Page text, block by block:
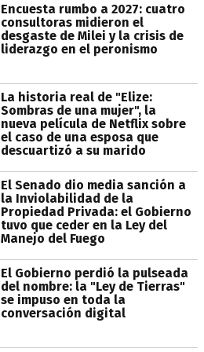
Encuesta rumbo a 2027: cuatro
consultoras midieron el
desgaste de Milei y la crisis de
liderazgo en el peronismo
La historia real de "Elize:
Sombras de una mujer", la
nueva película de Netflix sobre
el caso de una esposa que
descuartizó a su marido
El Senado dio media sanción a
la Inviolabilidad de la
Propiedad Privada: el Gobierno
tuvo que ceder en la Ley del
Manejo del Fuego
El Gobierno perdió la pulseada
del nombre: la "Ley de Tierras"
se impuso en toda la
conversación digital